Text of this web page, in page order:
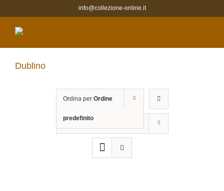
info@collezione-online.it
Dublino
Ordina per Ordine
predefinito
Mostra